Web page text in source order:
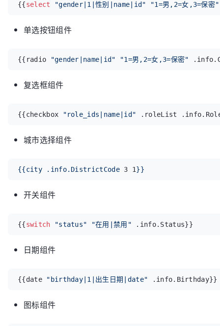
{{select "gender|1|性别|name|id" "1=男,2=女,3=保密"
单选按钮组件
{{radio "gender|name|id" "1=男,2=女,3=保密"
复选框组件
{{checkbox "role_ids|name|id" .roleList
城市选择组件
{{city .info.DistrictCode 3 1}}
开关组件
{{switch "status" "在用|禁用" .info.Status}}
日期组件
{{date "birthday|1|出生日期|date" .info.Birthday}}
图标组件